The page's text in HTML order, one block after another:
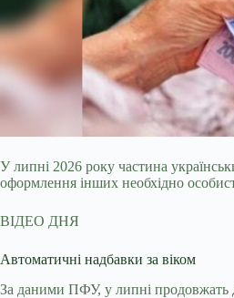
У липні 2026 року частина
оформлення інших необхідно
ВІДЕО ДНЯ
Автоматичні надбавки за віком
За даними ПФУ, у липні продовжать